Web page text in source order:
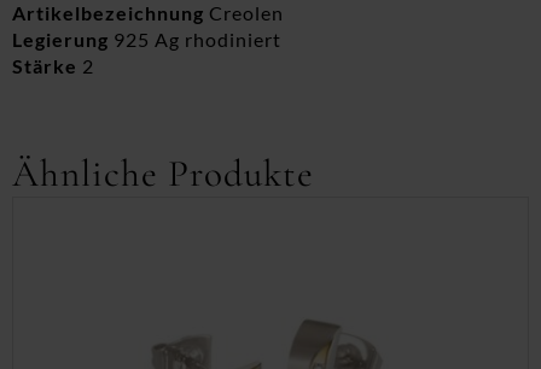
Artikelbezeichnung Creolen
Legierung 925 Ag rhodiniert
Stärke 2
Ähnliche Produkte